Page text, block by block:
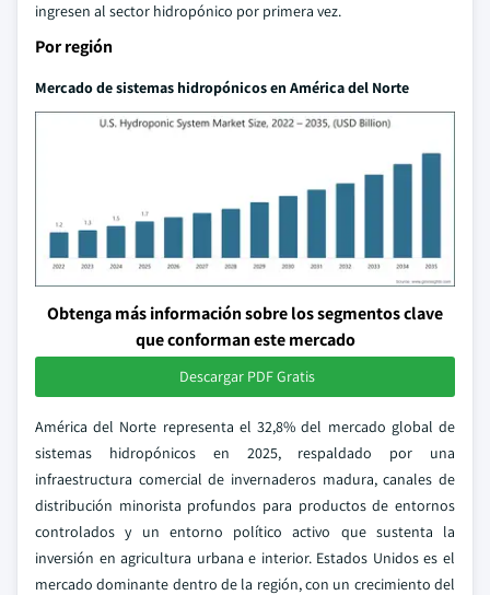
ingresen al sector hidropónico por primera vez.
Por región
Mercado de sistemas hidropónicos en América del Norte
Obtenga más información sobre los segmentos clave
que conforman este mercado
Descargar PDF Gratis
América del Norte representa el 32,8% del mercado global de
sistemas hidropónicos en 2025, respaldado por una
infraestructura comercial de invernaderos madura, canales de
distribución minorista profundos para productos de entornos
controlados y un entorno político activo que sustenta la
inversión en agricultura urbana e interior. Estados Unidos es el
mercado dominante dentro de la región, con un crecimiento del